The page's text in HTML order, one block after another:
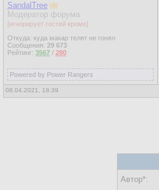
SandalTree
Модератор форума
[игнорирует гостей кроме]
Откуда: куда макар телят не гонял
Сообщения: 29 673
Рейтинг: 3567 / 280
Powered by Power Rangers
08.04.2021, 18:39
Автор*: